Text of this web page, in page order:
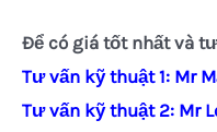
Để có giá tốt nhất và
Tư vấn kỹ thuật 1: Mr
Tư vấn kỹ thuật 2: Mr